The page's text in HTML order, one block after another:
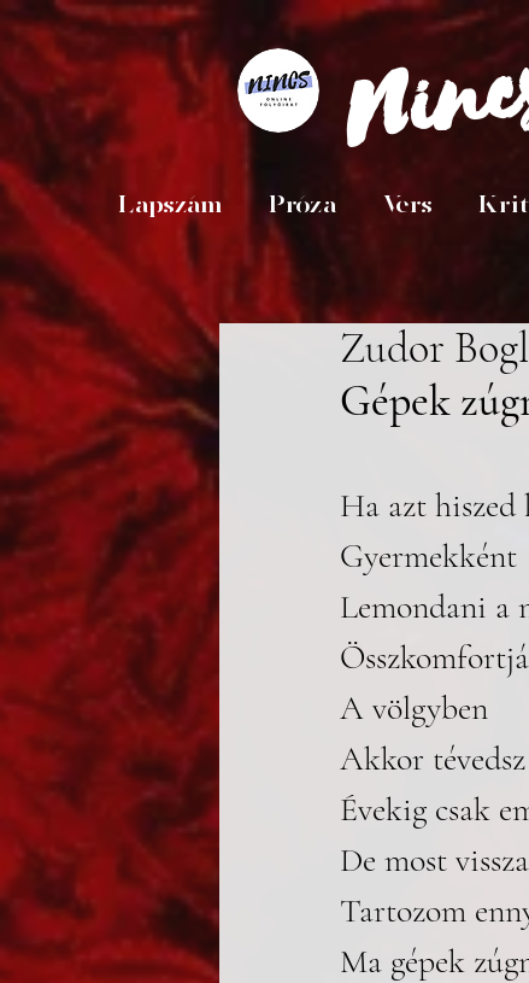
Lapszám Próza Vers
Zudor
Gépek
Ha azt
Gyermekként
Lemondani a
A völgyben
Akkor tévedsz
Évekig csak
De most
Tartozom
Ma gépek